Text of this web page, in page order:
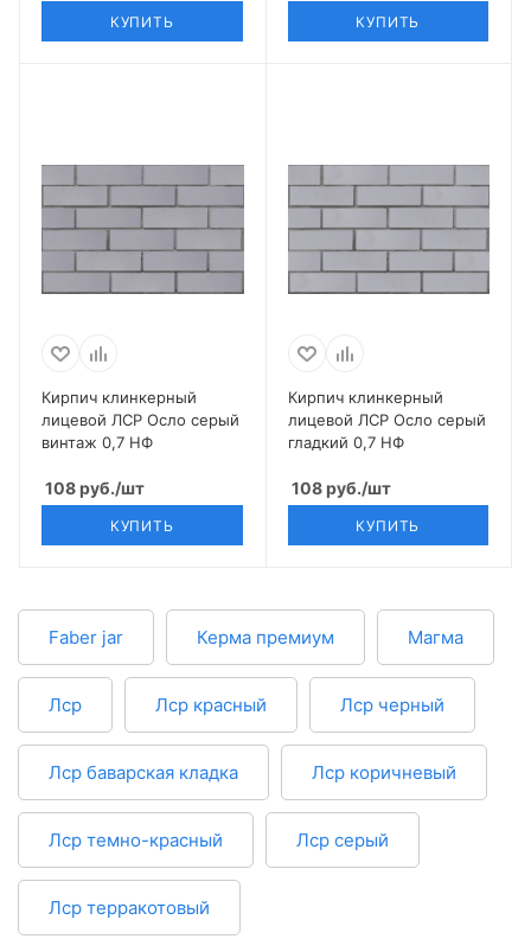
КУПИТЬ КУПИТЬ
Кирпич клинкерный
лицевой ЛСР Осло серый
винтаж 0,7 НФ
108руб./шт
КУПИТЬ
Кирпич клинкерный
лицевой ЛСР Осло серый
гладкий 0,7 НФ
108руб./шт
КУПИТЬ
Faber jar Керма премиум Магма
Лср Лср красный Лср черный
Лср баварская кладка Лср коричневый
Лср темно-красный Лср серый
Лср терракотовый